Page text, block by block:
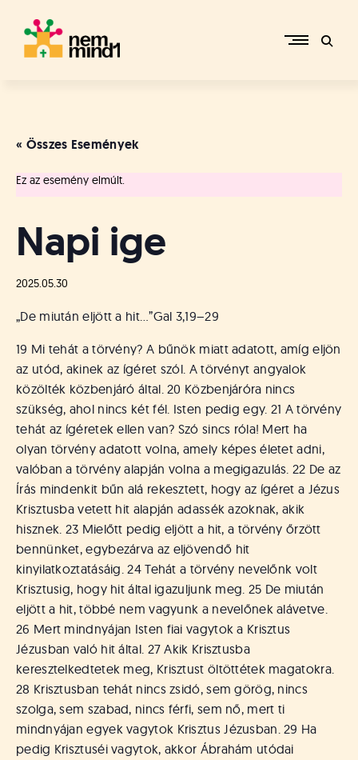
content
p
r
i
R
f
o
r
m
á
t
u
s
o
k
e
-
L
a
p
j
a
« Összes Események
Ez az esemény elmúlt.
Napi ige
2025.05.30
„De miután eljött a hit…”Gal 3,19–29
19 Mi tehát a törvény? A bűnök miatt adatott, amíg eljön
az utód, akinek az ígéret szól. A törvényt angyalok
közölték közbenjáró által. 20 Közbenjáróra nincs
szükség, ahol nincs két fél. Isten pedig egy. 21 A törvény
tehát az ígéretek ellen van? Szó sincs róla! Mert ha
olyan törvény adatott volna, amely képes életet adni,
valóban a törvény alapján volna a megigazulás. 22 De az
Írás mindenkit bűn alá rekesztett, hogy az ígéret a Jézus
Krisztusba vetett hit alapján adassék azoknak, akik
hisznek. 23 Mielőtt pedig eljött a hit, a törvény őrzött
bennünket, egybezárva az eljövendő hit
kinyilatkoztatásáig. 24 Tehát a törvény nevelőnk volt
Krisztusig, hogy hit által igazuljunk meg. 25 De miután
eljött a hit, többé nem vagyunk a nevelőnek alávetve.
26 Mert mindnyájan Isten fiai vagytok a Krisztus
Jézusban való hit által. 27 Akik Krisztusba
keresztelkedtetek meg, Krisztust öltöttétek magatokra.
28 Krisztusban tehát nincs zsidó, sem görög, nincs
szolga, sem szabad, nincs férfi, sem nő, mert ti
mindnyájan egyek vagytok Krisztus Jézusban. 29 Ha
pedig Krisztuséi vagytok, akkor Ábrahám utódai